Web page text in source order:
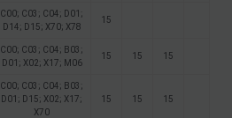
C00; C03; C04; D01;
D14; D15; X70; X78
15
C00; C03; C04; B03;
D01; X02; X17; M06
15 15 15
C00; C03; C04; B03;
D01; D15; X02; X17;
X70
15 15 15